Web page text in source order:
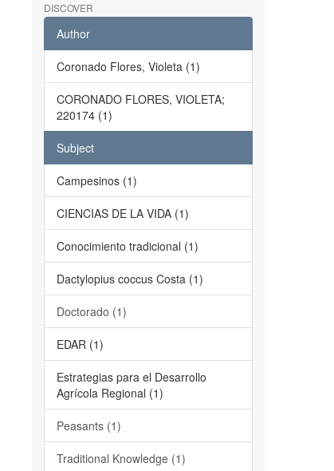
DISCOVER
Author
Coronado Flores, Violeta (1)
CORONADO FLORES, VIOLETA;
220174 (1)
Subject
Campesinos (1)
CIENCIAS DE LA VIDA (1)
Conocimiento tradicional (1)
Dactylopius coccus Costa (1)
Doctorado (1)
EDAR (1)
Estrategias para el Desarrollo
Agrícola Regional (1)
Peasants (1)
Traditional Knowledge (1)